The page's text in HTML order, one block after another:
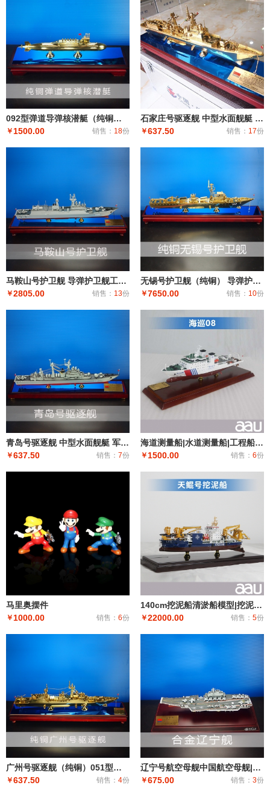
092型弹道导弹核潜艇（纯铜）潜艇潜水艇军舰|潜水船|中型或小型（袖珍潜艇、潜水器）和水下自动机械装
￥1500.00 销售： 18份
石家庄号驱逐舰 中型水面舰艇 军事海军舰艇模型 工艺船航模纪念摆件展览收藏品送
￥637.50 销售： 17份
马鞍山号护卫舰 导弹护卫舰工艺船航模纪念摆件展览收藏品送礼
￥2805.00 销售： 13份
无锡号护卫舰（纯铜） 导弹护卫舰工艺船航模纪念摆件展览收藏品送礼
￥7650.00 销售： 10份
青岛号驱逐舰 中型水面舰艇 军事海军舰艇模型 工艺船航模纪念摆件展览收藏品送
￥637.50 销售： 7份
海道测量船|水道测量船|工程船布缆船|海巡08海道测量船模型工艺船航模纪念摆件展览收藏品送礼
￥1500.00 销售： 6份
马里奥摆件
￥ 1000.00 销售： 6份
140cm挖泥船清淤船模型|挖泥船模型仿真摆件|工程船模制作礼品个人收藏天鲸号挖泥船
￥22000.00 销售： 5份
广州号驱逐舰（纯铜）051型驱逐舰 导弹驱逐舰 工艺船航模纪念摆件展览收藏品送礼
￥637.50 销售： 4份
辽宁号航空母舰中国航空母舰|固定翼飞机航空母舰|大型远洋航空母舰战斗群
￥675.00 销售： 3份